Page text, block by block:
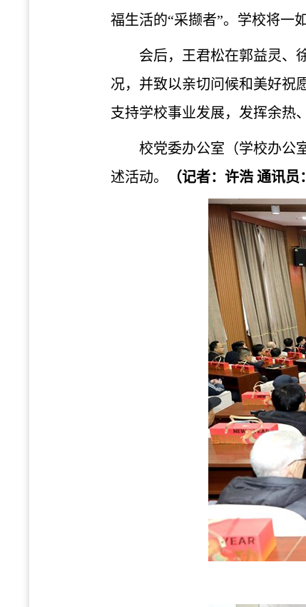
福生活的“采撷者”。学校将一
会后，王君松在郭益灵、
况，并致以亲切问候和美好祝
支持学校事业发展，发挥余热
校党委办公室（学校办公
述活动。
（记者：许浩 通讯